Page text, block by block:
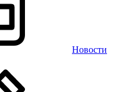
Новости